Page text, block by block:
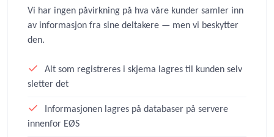
Vi har ingen påvirkning på hva våre kunder samler inn
av informasjon fra sine deltakere — men vi beskytter
den.
Alt som registreres i skjema lagres til kunden selv
sletter det
Informasjonen lagres på databaser på servere
innenfor EØS